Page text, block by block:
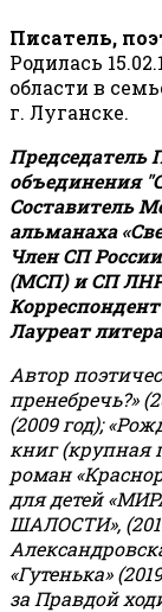
Писатель,
Родилась
области в
г. Луганске.
Председатель
объединения
Составитель
альманаха
Член СП
(МСП) и СП
Лауреат
Автор
пренебречь?»
(2009 год);
книг (крупная
роман
для детей
ШАЛОСТИ»,
«Гутенька»
за Правдой